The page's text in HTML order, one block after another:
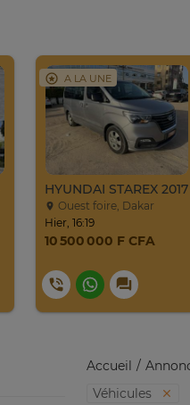
A LA UNE
HYUNDAI STAREX 2017
Ouest foire, Dakar
Hier, 16:19
10 500 000 F CFA
Accueil
Véhicules